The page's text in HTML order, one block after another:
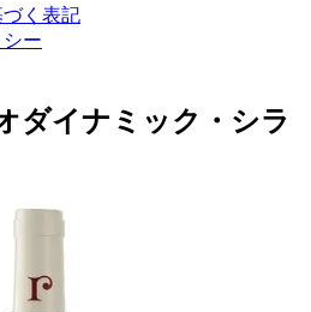
ダイナミック・シラ